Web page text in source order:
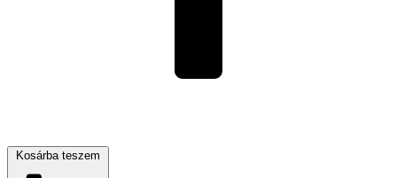
Kosárba teszem